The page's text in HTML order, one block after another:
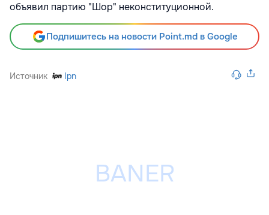
объявил партию "Шор" неконституционной.
Подпишитесь на новости Point.md в Google
Источник Ipn